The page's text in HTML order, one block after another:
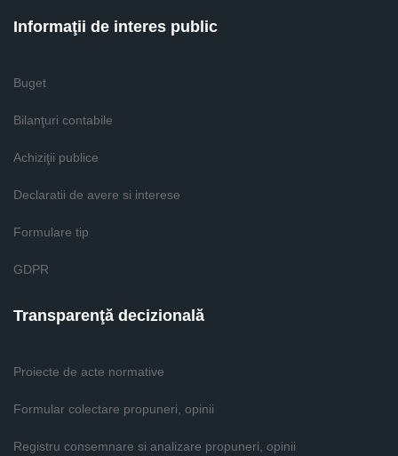
Informaţii de interes public
Buget
Bilanţuri contabile
Achiziţii publice
Declaratii de avere si interese
Formulare tip
GDPR
Transparenţă decizională
Proiecte de acte normative
Formular colectare propuneri, opinii
Registru consemnare si analizare propuneri, opinii